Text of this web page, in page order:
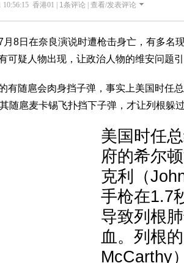
10:56:15 香港01 | 1条评论 | 查看/发表评论
月8日在奈良演说时遭枪击身亡，有多名
可疑人物出现，让政治人物的维安问题
有随扈会肉身挡子弹，事实上美国时任
随扈麦卡锡飞扑挡下子弹，才让列根躲
美国时任
府的希尔
克利（
手枪在1.7
导致列根
血。列根
McCarthy